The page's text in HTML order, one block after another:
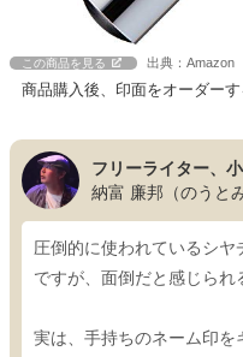
この商品を見る 出典：Amazon
商品購入後、印面をオーダーす
フリーライター、
納富 廉邦（のうと
圧倒的に使われているシ
ですが、面倒だと感じられ
実は、手持ちのネーム印